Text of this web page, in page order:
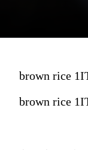
brown rice
brown rice